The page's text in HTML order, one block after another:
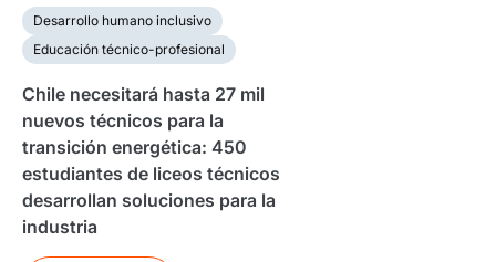
Desarrollo humano inclusivo
Educación técnico-profesional
Chile necesitará hasta 27 mil
nuevos técnicos para la
transición energética: 450
estudiantes de liceos técnicos
desarrollan soluciones para la
industria